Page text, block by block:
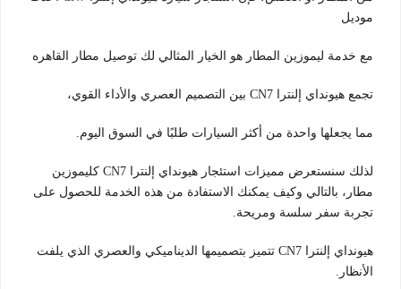
موديل
مع خدمة ليموزين المطار هو الخيار المثالي لك توصيل مطار القاهره
تجمع هيونداي إلنترا CN7 بين التصميم العصري والأداء القوي،
مما يجعلها واحدة من أكثر السيارات طلبًا في السوق اليوم.
لذلك سنستعرض مميزات استئجار هيونداي إلنترا CN7 كليموزين
مطار، بالتالي وكيف يمكنك الاستفادة من هذه الخدمة للحصول على
تجربة سفر سلسة ومريحة.
هيونداي إلنترا CN7 تتميز بتصميمها الديناميكي والعصري الذي يلفت
الأنظار.